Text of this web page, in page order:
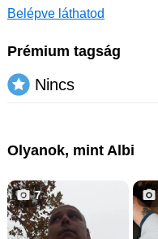
Belépve láthatod
Prémium tagság
Nincs
Olyanok, mint Albi
7